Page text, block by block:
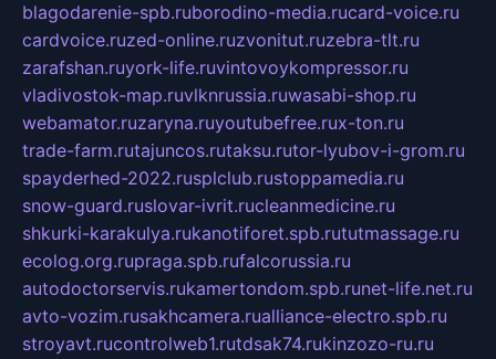
blagodarenie-spb.ruborodino-media.rucard-voice.ru
cardvoice.ruzed-online.ruzvonitut.ruzebra-tlt.ru
zarafshan.ruyork-life.ruvintovoykompressor.ru
vladivostok-map.ruvlknrussia.ruwasabi-shop.ru
webamator.ruzaryna.ruyoutubefree.rux-ton.ru
trade-farm.rutajuncos.rutaksu.rutor-lyubov-i-grom.ru
spayderhed-2022.rusplclub.rustoppamedia.ru
snow-guard.ruslovar-ivrit.rucleanmedicine.ru
shkurki-karakulya.rukanotiforet.spb.rututmassage.ru
ecolog.org.rupraga.spb.rufalcorussia.ru
autodoctorservis.rukamertondom.spb.runet-life.net.ru
avto-vozim.rusakhcamera.rualliance-electro.spb.ru
stroyavt.rucontrolweb1.rutdsak74.rukinzozo-ru.ru